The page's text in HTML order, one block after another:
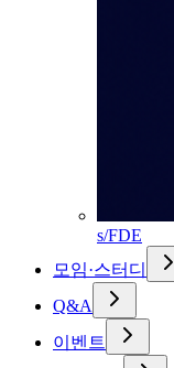
s/FDE
모임·스터디
Q&A
이벤트